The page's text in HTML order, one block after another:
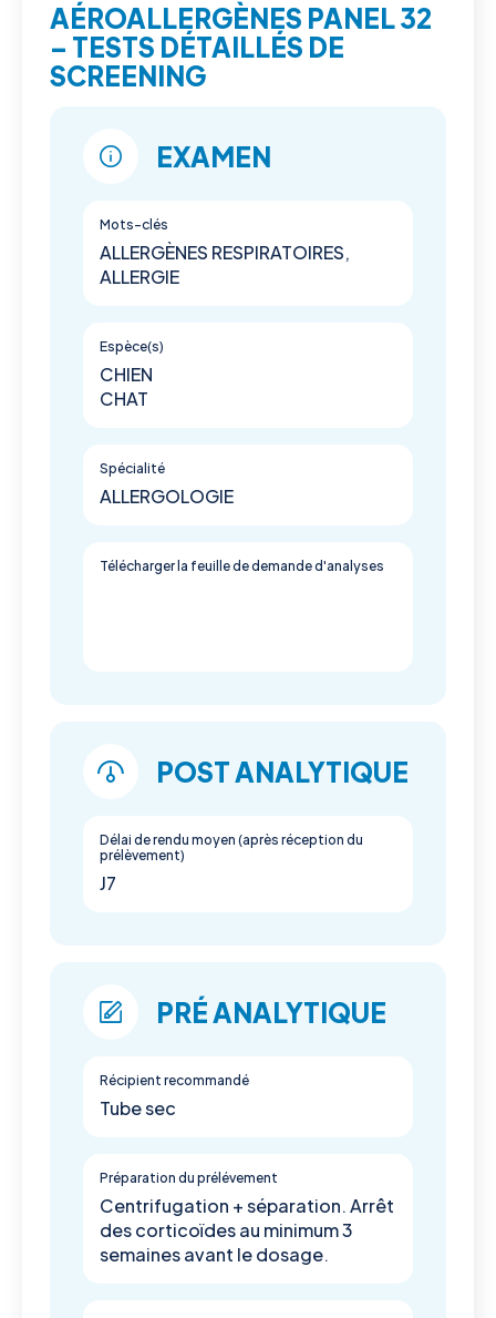
AÉROALLERGÈNES PANEL 32
– TESTS DÉTAILLÉS DE
SCREENING
EXAMEN
Mots-clés
ALLERGÈNES RESPIRATOIRES,
ALLERGIE
Espèce(s)
CHIEN
CHAT
Spécialité
ALLERGOLOGIE
Télécharger la feuille de demande d'analyses
POST ANALYTIQUE
Délai de rendu moyen (après réception du
prélèvement)
J7
PRÉ ANALYTIQUE
Récipient recommandé
Tube sec
Préparation du prélévement
Centrifugation + séparation. Arrêt
des corticoïdes au minimum 3
semaines avant le dosage.